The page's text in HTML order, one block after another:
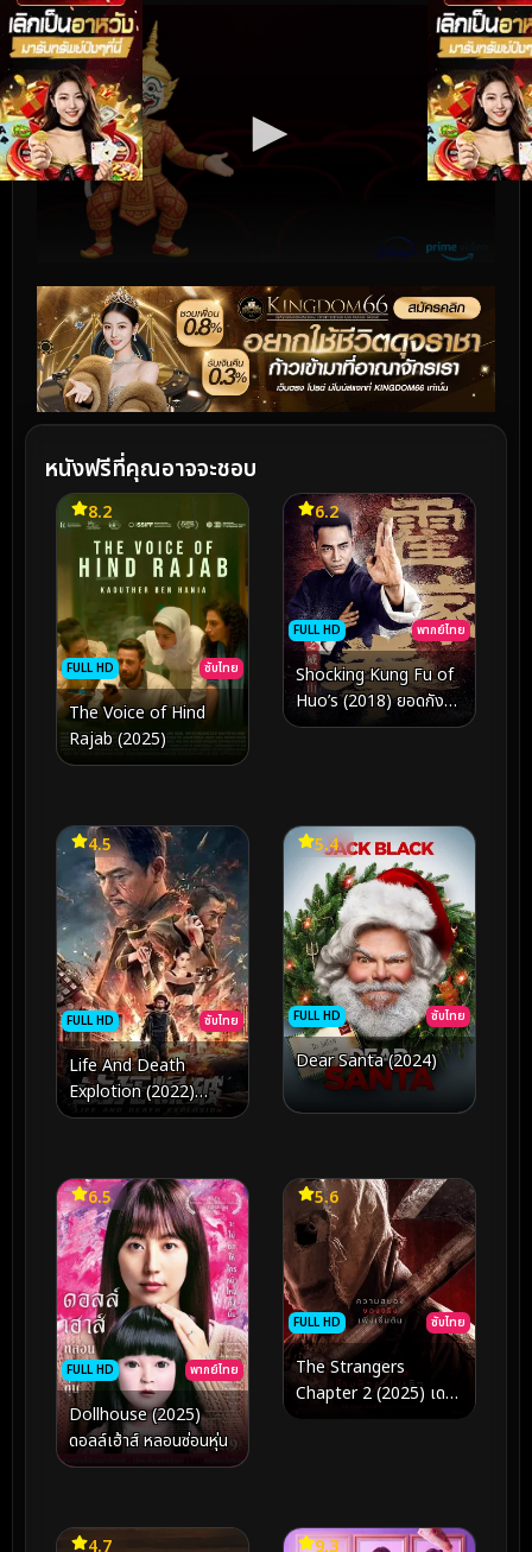
หนังฟรีที่คุณอาจจะชอบ
FULL HD ซับไทย
8.2
The Voice of Hind
Rajab (2025)
FULL HD พากย์ไทย
6.2
Shocking Kung Fu of
Huo’s (2018) ยอดกังฟู
ปราบอธรรม
FULL HD ซับไทย
4.5
Life And Death
Explotion (2022)
ระเบิดฆ่า ล่าล้างเมือง
FULL HD ซับไทย
5.4
Dear Santa (2024)
FULL HD พากย์ไทย
6.5
Dollhouse (2025)
ดอลล์เฮ้าส์ หลอนซ่อนหุ่น
FULL HD ซับไทย
5.6
The Strangers
Chapter 2 (2025) เดอะ
4.7 9.3